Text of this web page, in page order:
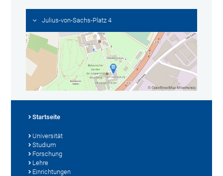
Julius-von-Sachs-Platz 4
Startseite
Universität
Studium
Forschung
Lehre
Einrichtungen